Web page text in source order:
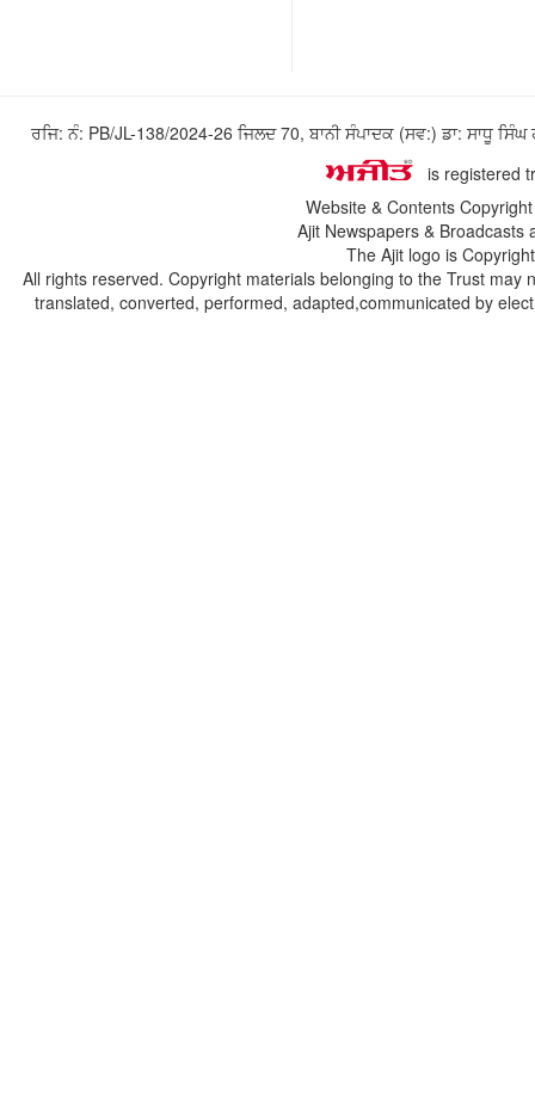
ਰਜਿ: ਨੰ: PB/JL-138/2024-26 ਜਿਲਦ 70, ਬਾਨੀ ਸੰਪਾਦਕ (ਸਵ:) ਡਾ: ਸਾਧੂ
is registered
Website & Contents
Ajit Newspapers &
The Ajit logo is
All rights reserved. Copyright materials belonging to the Trust
translated, converted, performed, adapted,communicated by